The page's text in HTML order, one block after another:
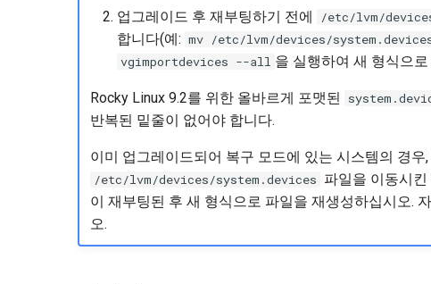
업그레이드 후 재부팅하기 전에
/etc/lvm/
합니다(예: mv /etc/lvm/devices/
vgimportdevices --all 을 실행하여 새 형식으
Rocky Linux 9.2를 위한 올바르게 포맷된
반복된 밑줄이 없어야 합니다.
이미 업그레이드되어 복구 모드에 있는 시스템의 경우
/etc/lvm/devices/system.devices 파일을 이동시
이 재부팅된 후 새 형식으로 파일을 재생성하십시오.
오.